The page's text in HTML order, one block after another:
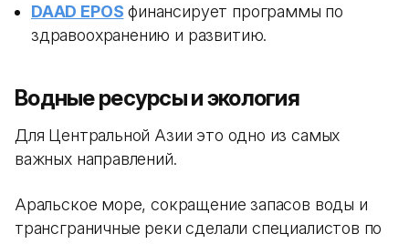
DAAD EPOS финансирует программы по
здравоохранению и развитию.
Водные ресурсы и экология
Для Центральной Азии это одно из самых
важных направлений.
Аральское море, сокращение запасов воды и
трансграничные реки сделали специалистов по